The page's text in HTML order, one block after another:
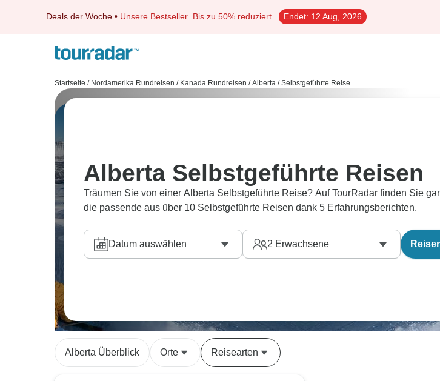
Deals der Woche • Unsere Bestseller Bis zu 50% reduziert Endet: 12 Aug, 2026
Startseite / Nordamerika Rundreisen / Kanada Rundreisen / Alberta / Selbstgeführte Reise
Alberta Selbstgeführte Reisen
Träumen Sie von einer Alberta Selbstgeführte Reise? Auf TourRadar finden Sie
die passende aus über 10 Selbstgeführte Reisen dank 5 Erfahrungsberichten.
Datum auswählen 2 Erwachsene
Alberta Überblick Orte Reisearten